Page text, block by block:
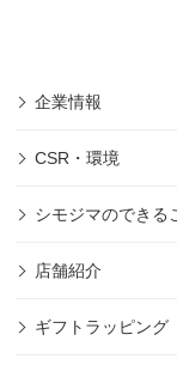
企業情報
CSR・環境
シモジマのできる
店舗紹介
ギフトラッピング